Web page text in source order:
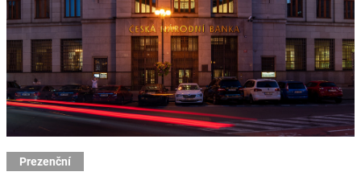
Prezenční